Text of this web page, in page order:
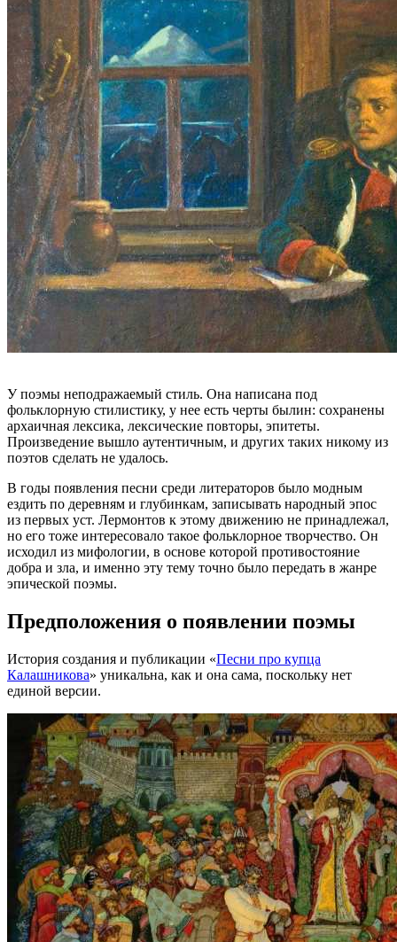
У поэмы неподражаемый стиль. Она написана под
фольклорную стилистику, у нее есть черты былин: сохранены
архаичная лексика, лексические повторы, эпитеты.
Произведение вышло аутентичным, и других таких никому из
поэтов сделать не удалось.
В годы появления песни среди литераторов было модным
ездить по деревням и глубинкам, записывать народный эпос
из первых уст. Лермонтов к этому движению не принадлежал,
но его тоже интересовало такое фольклорное творчество. Он
исходил из мифологии, в основе которой противостояние
добра и зла, и именно эту тему точно было передать в жанре
эпической поэмы.
Предположения о появлении поэмы
История создания и публикации «Песни про купца
Калашникова» уникальна, как и она сама, поскольку нет
единой версии.